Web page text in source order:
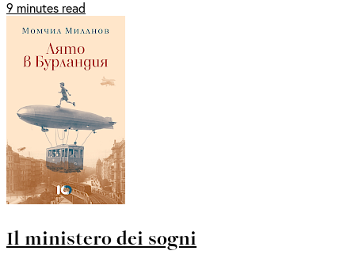
9 minutes read
Il ministero dei sogni